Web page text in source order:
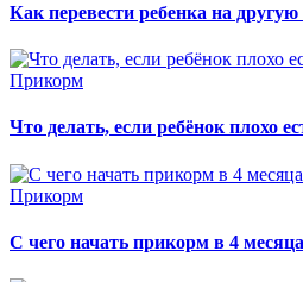
Как перевести ребенка на другую
Прикорм
Что делать, если ребёнок плохо
Прикорм
С чего начать прикорм в 4